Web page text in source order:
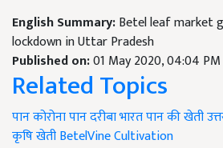
English Summary:Betel leaf market
lockdown in Uttar Pradesh
Published on:01 May 2020, 04:04 PM
Related Topics
पानकोरोनापान दरीबाभारतपान की खेती
कृषिखेती BetelVine Cultivation